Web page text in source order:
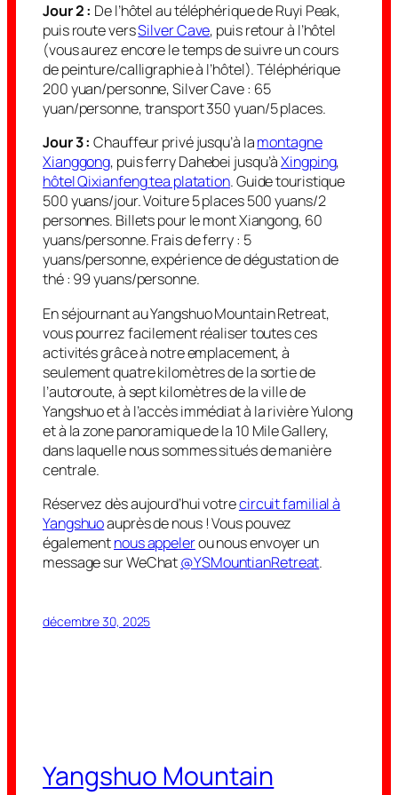
Jour 2 : De l’hôtel au téléphérique de Ruyi Peak,
puis route versSilver Cave, puis retour à l’hôtel
(vous aurez encore le temps de suivre un cours
de peinture/calligraphie à l’hôtel). Téléphérique
200 yuan/personne, Silver Cave : 65
yuan/personne, transport 350 yuan/5 places.
Jour 3 : Chauffeur privé jusqu’à lamontagne
Xianggong, puis ferry Dahebei jusqu’àXingping,
hôtel Qixianfeng tea platation. Guide touristique
500 yuans/jour. Voiture 5 places 500 yuans/2
personnes. Billets pour le mont Xiangong, 60
yuans/personne. Frais de ferry : 5
yuans/personne, expérience de dégustation de
thé : 99 yuans/personne.
En séjournant au Yangshuo Mountain Retreat,
vous pourrez facilement réaliser toutes ces
activités grâce à notre emplacement, à
seulement quatre kilomètres de la sortie de
l’autoroute, à sept kilomètres de la ville de
Yangshuo et à l’accès immédiat à la rivière Yulong
et à la zone panoramique de la 10 Mile Gallery,
dans laquelle nous sommes situés de manière
centrale.
Réservez dès aujourd’hui votrecircuit familial à
Yangshuoauprès de nous ! Vous pouvez
égalementnous appelerou nous envoyer un
message sur WeChat@YSMountianRetreat.
décembre 30, 2025
Yangshuo Mountain